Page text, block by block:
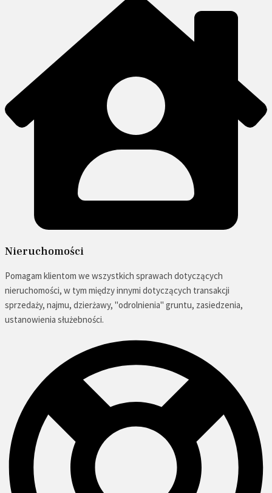
Nieruchomości
Pomagam klientom we wszystkich sprawach dotyczących
nieruchomości, w tym między innymi dotyczących transakcji
sprzedaży, najmu, dzierżawy, "odrolnienia" gruntu, zasiedzenia,
ustanowienia służebności.